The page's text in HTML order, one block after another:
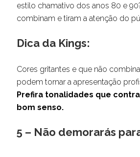
estilo chamativo dos anos 80 e
combinam e tiram a atenção do
Dica da Kings:
Cores gritantes e que não
podem tornar a apresentação
Prefira tonalidades que
bom senso.
5 – Não demorarás